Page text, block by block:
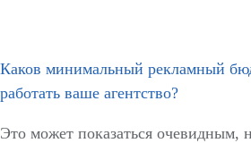
Каков минимальный рекламный
работать ваше агентство?
Это может показаться